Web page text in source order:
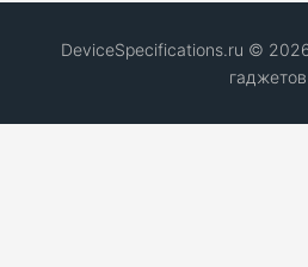
DeviceSpecifications.ru ©
гаджетов